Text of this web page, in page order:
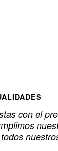
con el